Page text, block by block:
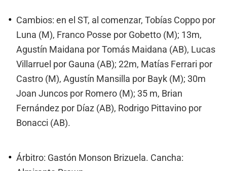
Cambios: en el ST, al comenzar, Tobías Coppo por
Luna (M), Franco Posse por Gobetto (M); 13m,
Agustín Maidana por Tomás Maidana (AB), Lucas
Villarruel por Gauna (AB); 22m, Matías Ferrari por
Castro (M), Agustín Mansilla por Bayk (M); 30m
Joan Juncos por Romero (M); 35 m, Brian
Fernández por Díaz (AB), Rodrigo Pittavino por
Bonacci (AB).
Árbitro: Gastón Monson Brizuela. Cancha: